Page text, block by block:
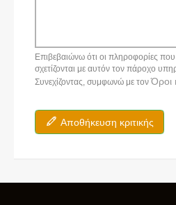
Επιβεβαιώνω ότι οι πληροφορίες που
σχετίζονται με αυτόν τον πάροχο
Συνεχίζοντας, συμφωνώ με τονΌροι
Αποθήκευση κριτικής